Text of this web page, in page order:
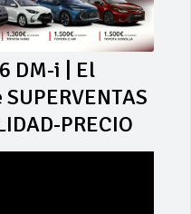
DM-i | El
PRECIO